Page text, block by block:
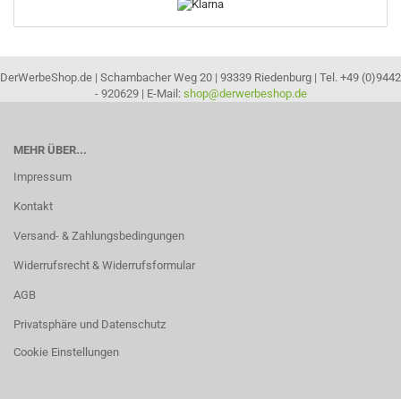
DerWerbeShop.de | Schambacher Weg 20 | 93339 Riedenburg | Tel. +49 (0)9442
- 920629 | E-Mail: shop@derwerbeshop.de
MEHR ÜBER...
Impressum
Kontakt
Versand- & Zahlungsbedingungen
Widerrufsrecht & Widerrufsformular
AGB
Privatsphäre und Datenschutz
Cookie Einstellungen